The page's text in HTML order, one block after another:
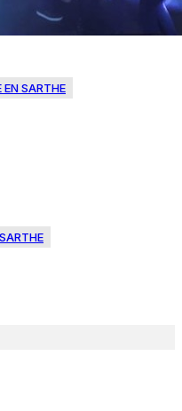
EN SARTHE